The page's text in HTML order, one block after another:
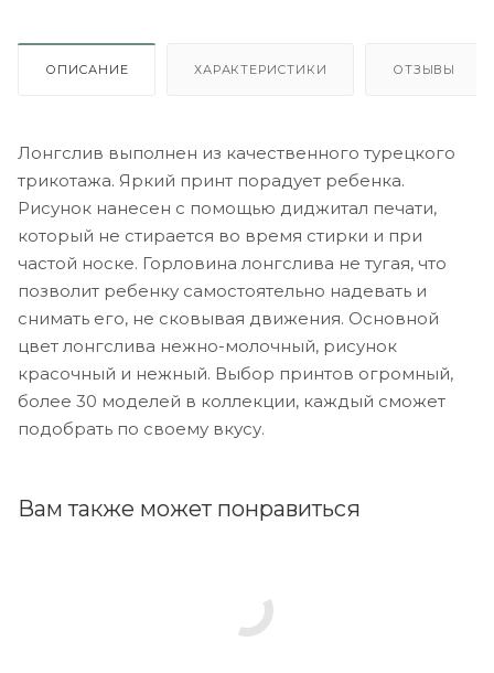
ОПИСАНИЕ ХАРАКТЕРИСТИКИ ОТЗЫВЫ
Лонгслив выполнен из качественного турецкого
трикотажа. Яркий принт порадует ребенка.
Рисунок нанесен с помощью диджитал печати,
который не стирается во время стирки и при
частой носке. Горловина лонгслива не тугая, что
позволит ребенку самостоятельно надевать и
снимать его, не сковывая движения. Основной
цвет лонгслива нежно-молочный, рисунок
красочный и нежный. Выбор принтов огромный,
более 30 моделей в коллекции, каждый сможет
подобрать по своему вкусу.
Вам также может понравиться